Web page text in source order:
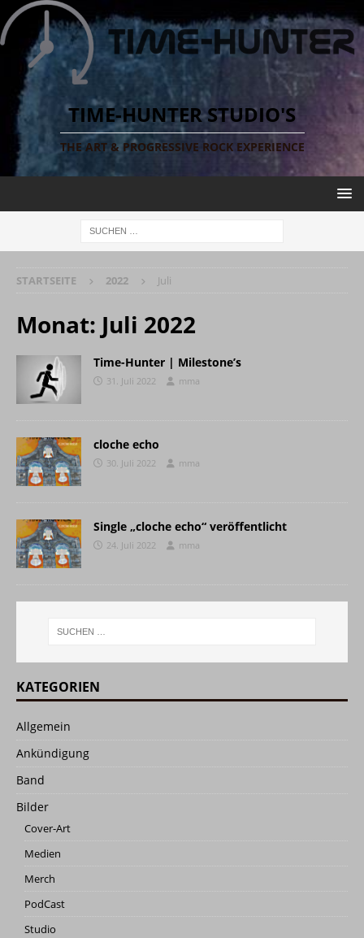
TIME-HUNTER STUDIO'S
THE ART & PROGRESSIVE ROCK EXPERIENCE
STARTSEITE 2022 Juli
Monat: Juli 2022
Time-Hunter | Milestone’s
31. Juli 2022 mma
cloche echo
30. Juli 2022 mma
Single „cloche echo“ veröffentlicht
24. Juli 2022 mma
KATEGORIEN
Allgemein
Ankündigung
Band
Bilder
Cover-Art
Medien
Merch
PodCast
Studio